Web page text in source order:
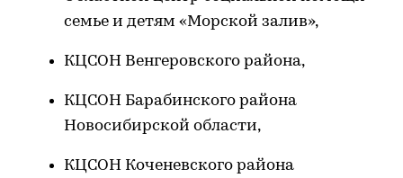
семье и детям «Морской залив»,
КЦСОН Венгеровского района,
КЦСОН Барабинского района
Новосибирской области,
КЦСОН Коченевского района